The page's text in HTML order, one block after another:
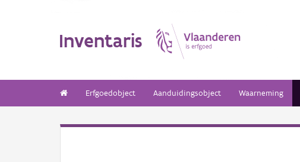
Inventaris
Erfgoedobject Aanduidingsobject Waarneming